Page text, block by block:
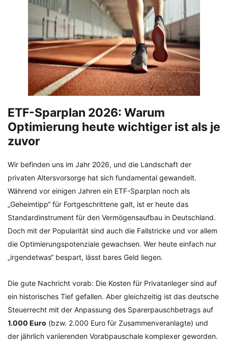
ETF-Sparplan 2026: Warum
Optimierung heute wichtiger ist als je
zuvor
Wir befinden uns im Jahr 2026, und die Landschaft der
privaten Altersvorsorge hat sich fundamental gewandelt.
Während vor einigen Jahren ein ETF-Sparplan noch als
„Geheimtipp“ für Fortgeschrittene galt, ist er heute das
Standardinstrument für den Vermögensaufbau in Deutschland.
Doch mit der Popularität sind auch die Fallstricke und vor allem
die Optimierungspotenziale gewachsen. Wer heute einfach nur
„irgendetwas“ bespart, lässt bares Geld liegen.
Die gute Nachricht vorab: Die Kosten für Privatanleger sind auf
ein historisches Tief gefallen. Aber gleichzeitig ist das deutsche
Steuerrecht mit der Anpassung des Sparerpauschbetrags auf
1.000 Euro (bzw. 2.000 Euro für Zusammenveranlagte) und
der jährlich variierenden Vorabpauschale komplexer geworden.